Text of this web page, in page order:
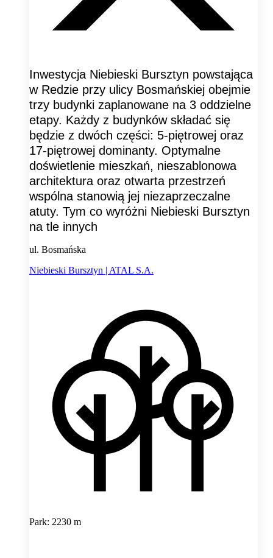
Inwestycja Niebieski Bursztyn powstająca
w Redzie przy ulicy Bosmańskiej obejmie
trzy budynki zaplanowane na 3 oddzielne
etapy. Każdy z budynków składać się
będzie z dwóch części: 5-piętrowej oraz
17-piętrowej dominanty. Optymalne
doświetlenie mieszkań, nieszablonowa
architektura oraz otwarta przestrzeń
wspólna stanowią jej niezaprzeczalne
atuty. Tym co wyróżni Niebieski Bursztyn
na tle innych
ul. Bosmańska
Niebieski Bursztyn | ATAL S.A.
Park: 2230 m